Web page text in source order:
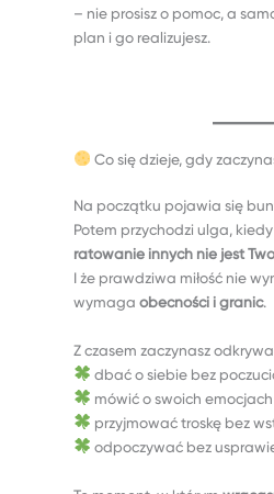
– nie prosisz o pomoc, a
plan i go realizujesz.
Co się dzieje, gdy
Na początku pojawia się
Potem przychodzi ulga,
ratowanie innych nie jest
I że prawdziwa miłość nie
wymagaobecności i granic.
Z czasem zaczynasz
dbać o siebie bez
mówić o swoich
przyjmować troskę bez
odpoczywać bez